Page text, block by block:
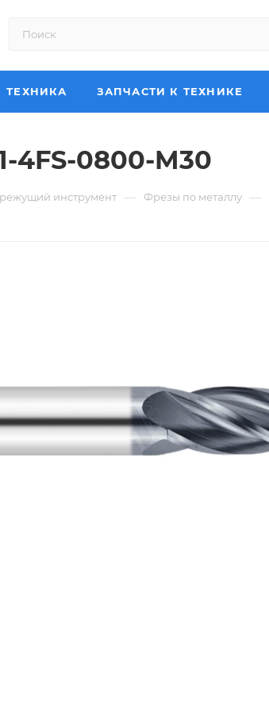
ТЕХНИКА ЗАПЧАСТИ К ТЕХНИКЕ
4FS-0800-M30
инструмент — Фрезы по металлу —